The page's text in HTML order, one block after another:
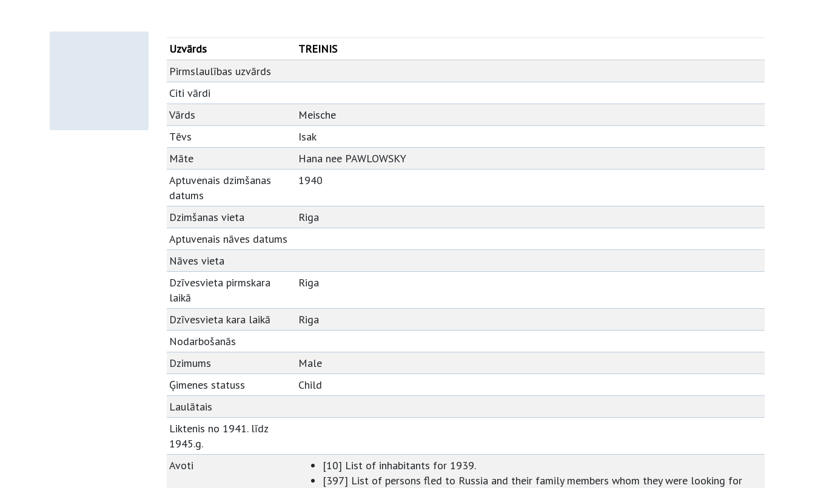
Uzvārds
TREINIS
Pirmslaulības uzvārds
Citi vārdi
Vārds
Meische
Tēvs
Isak
Māte
Hana nee PAWLOWSKY
Aptuvenais dzimšanas
datums
1940
Dzimšanas vieta
Riga
Aptuvenais nāves datums
Nāves vieta
Dzīvesvieta pirmskara
laikā
Riga
Dzīvesvieta kara laikā
Riga
Nodarbošanās
Dzimums
Male
Ģimenes statuss
Child
Laulātais
Liktenis no 1941. līdz
1945.g.
Avoti
[10] List of inhabitants for 1939.
[397] List of persons fled to Russia and their family members whom they were looking for